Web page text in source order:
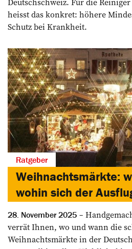
heisst das konkret: höhere
Schutz bei Krankheit.
Ratgeber
Weihnachtsmärkte:
wohin sich der
28. November 2025
verrät Ihnen, wo und wann die
Weihnachtsmärkte in der